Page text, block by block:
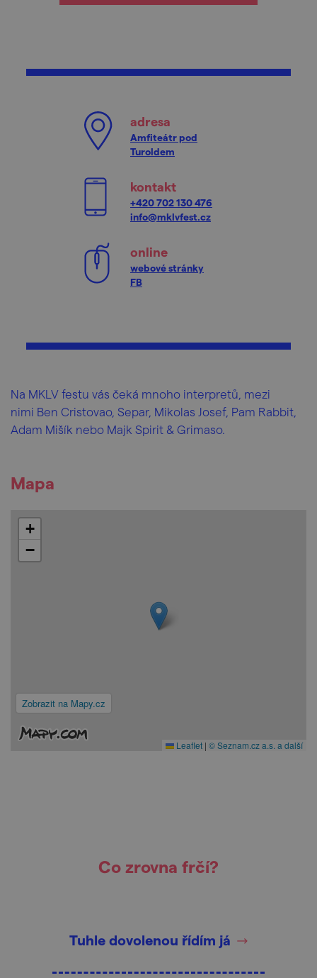
adresa
Amfiteátr pod
Turoldem
kontakt
+420 702 130 476
info@mklvfest.cz
online
webové stránky
FB
Na MKLV festu vás čeká mnoho interpretů, mezi
nimi Ben Cristovao, Separ, Mikolas Josef, Pam Rabbit,
Adam Mišík nebo Majk Spirit & Grimaso.
Mapa
Zobrazit na Mapy.cz
+
−
Leaflet | © Seznam.cz a.s. a další
Co zrovna frčí?
Tuhle dovolenou řídím já